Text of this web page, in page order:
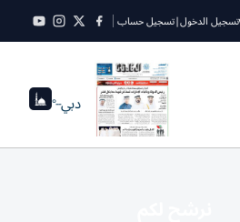
تسجيل الدخول|تسجيل حساب
دبي--°